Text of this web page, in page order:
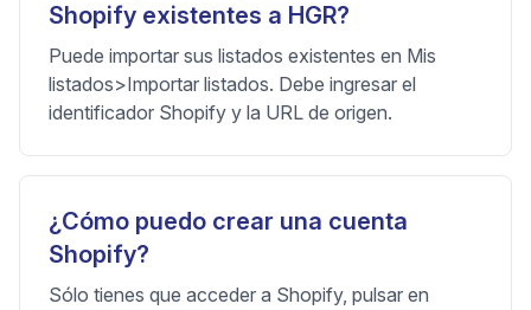
Shopify existentes a HGR?
Puede importar sus listados existentes en Mis
listados>Importar listados. Debe ingresar el
identificador Shopify y la URL de origen.
¿Cómo puedo crear una cuenta
Shopify?
Sólo tienes que acceder a Shopify, pulsar en